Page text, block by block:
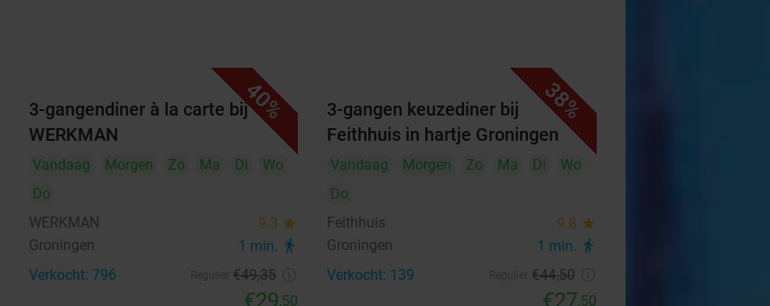
40%
3-gangendiner à la carte bij
WERKMAN
Vandaag Morgen Zo Ma Di
Wo
Do
WERKMAN
9.3 star
Groningen 1 min. directions_walk
Verkocht: 796 €49,35
€29,50
38%
3-gangen keuzediner bij
Feithhuis in hartje Groningen
Vandaag Morgen Zo Ma Di
Wo
Do
Feithhuis
9.8 star
Groningen 1 min. directions_walk
Verkocht: 139 €44,50
€27,50